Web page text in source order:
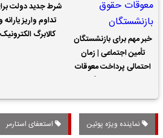
خبر مهم برای بازنشستگان
تأمین اجتماعی | زمان
احتمالی پرداخت معوقات
شرط جدید دولت
تداوم واریز یارانه
کالابرگ الکترونیک
نماینده ویژه پوتین استعفای استارمر